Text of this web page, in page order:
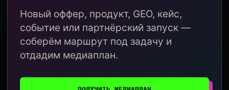
Новый оффер, продукт, GEO, кейс,
событие или партнёрский запуск —
соберём маршрут под задачу и
отдадим медиаплан.